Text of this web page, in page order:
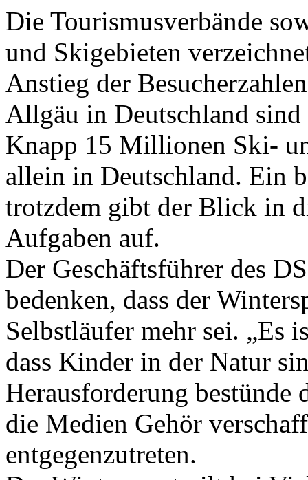
Die Tourismusverbände
und Skigebieten
Anstieg der
Allgäu in Deutschland
Knapp 15 Millionen Ski-
allein in Deutschland. Ein
trotzdem gibt der Blick in
Aufgaben auf.
Der Geschäftsführer des
bedenken, dass der
Selbstläufer mehr sei. „Es
dass Kinder in der Natur
Herausforderung
die Medien Gehör
entgegenzutreten.